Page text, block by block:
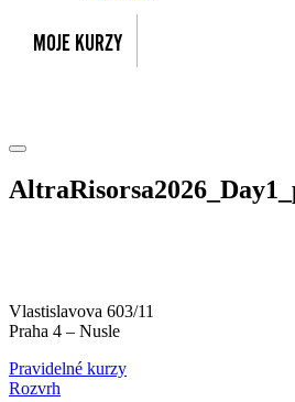
Vlastislavova 603/11
Praha 4 – Nusle
Pravidelné kurzy
Rozvrh